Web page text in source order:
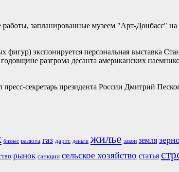
запланированные музеем "Арт-Донбасс"
экспонируется персональная выставка
разгрома десанта американских
секретарь президента России Дмитрий
бизнес валюта газ дартс деньги жилье закон земля
рынок санкции сельское хозяйство статья